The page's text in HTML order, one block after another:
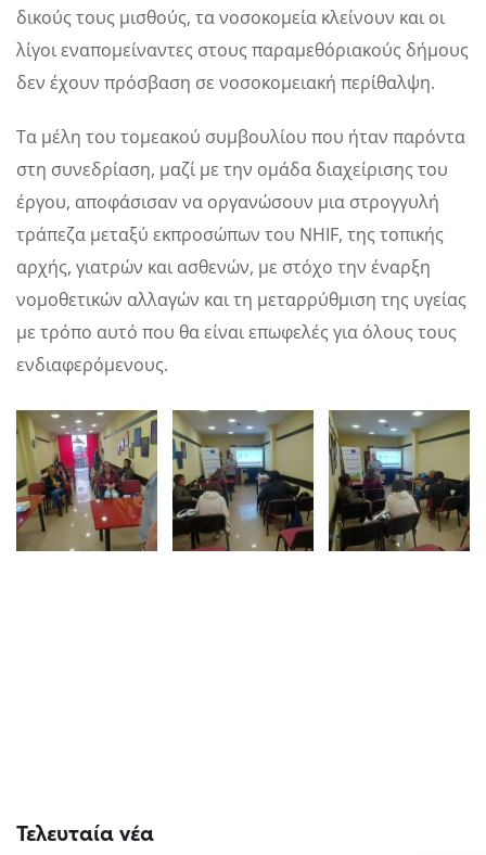
δικούς τους μισθούς, τα νοσοκομεία κλείνουν και οι
λίγοι εναπομείναντες στους παραμεθόριακούς δήμους
δεν έχουν πρόσβαση σε νοσοκομειακή περίθαλψη.
Τα μέλη του τομεακού συμβουλίου που ήταν παρόντα
στη συνεδρίαση, μαζί με την ομάδα διαχείρισης του
έργου, αποφάσισαν να οργανώσουν μια στρογγυλή
τράπεζα μεταξύ εκπροσώπων του NHIF, της τοπικής
αρχής, γιατρών και ασθενών, με στόχο την έναρξη
νομοθετικών αλλαγών και τη μεταρρύθμιση της υγείας
με τρόπο αυτό που θα είναι επωφελές για όλους τους
ενδιαφερόμενους.
Τελευταία νέα